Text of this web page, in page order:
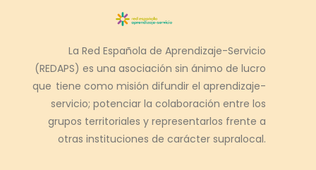
La Red Española de Aprendizaje-Servicio
(REDAPS) es una asociación sin ánimo de lucro
que tiene como misión difundir el aprendizaje-
servicio; potenciar la colaboración entre los
grupos territoriales y representarlos frente a
otras instituciones de carácter supralocal.